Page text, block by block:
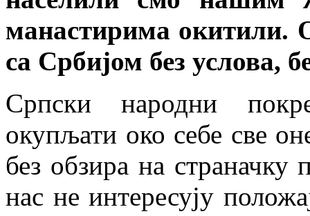
манастирима окитили.
са Србијом без услова,
Српски народни
окупљати око себе све
без обзира на
нас не интересују